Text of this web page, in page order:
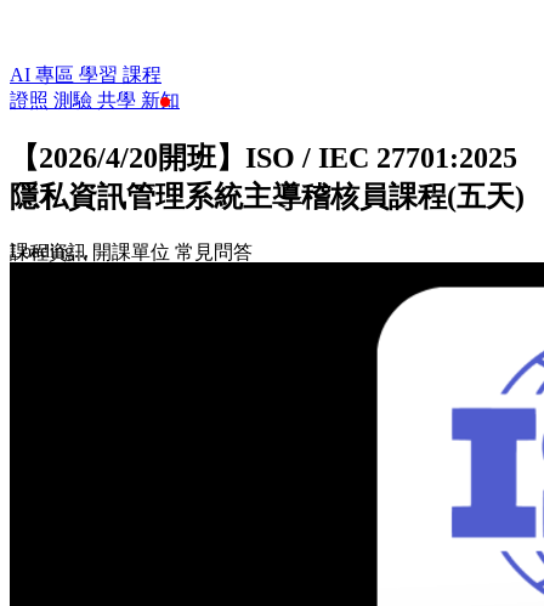
AI 專區 學習 課程
證照 測驗 共學 新知
【2026/4/20開班】ISO / IEC 27701:2025
隱私資訊管理系統主導稽核員課程(五天)
課程資訊 開課單位 常見問答
Loading...